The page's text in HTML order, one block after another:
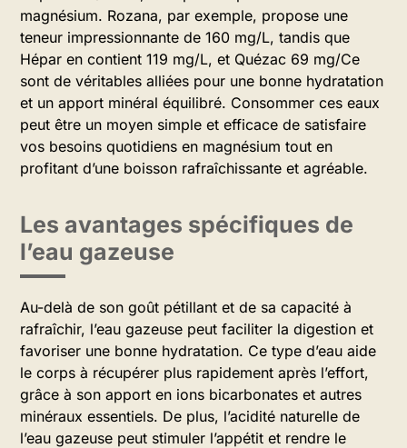
magnésium. Rozana, par exemple, propose une
teneur impressionnante de 160 mg/L, tandis que
Hépar en contient 119 mg/L, et Quézac 69 mg/Ce
sont de véritables alliées pour une bonne hydratation
et un apport minéral équilibré. Consommer ces eaux
peut être un moyen simple et efficace de satisfaire
vos besoins quotidiens en magnésium tout en
profitant d’une boisson rafraîchissante et agréable.
Les avantages spécifiques de
l’eau gazeuse
Au-delà de son goût pétillant et de sa capacité à
rafraîchir, l’eau gazeuse peut faciliter la digestion et
favoriser une bonne hydratation. Ce type d’eau aide
le corps à récupérer plus rapidement après l’effort,
grâce à son apport en ions bicarbonates et autres
minéraux essentiels. De plus, l’acidité naturelle de
l’eau gazeuse peut stimuler l’appétit et rendre le